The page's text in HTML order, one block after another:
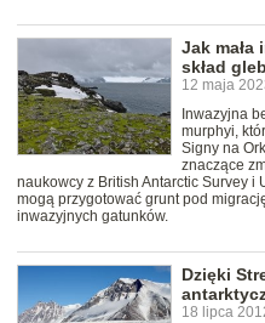
Jak mała
skład
12 maja
Inwazyjna
murphyi,
Signy na
znaczące
naukowcy z British Antarctic Survey i
mogą przygotować grunt pod
inwazyjnych gatunków.
Dzięki
18 lipca